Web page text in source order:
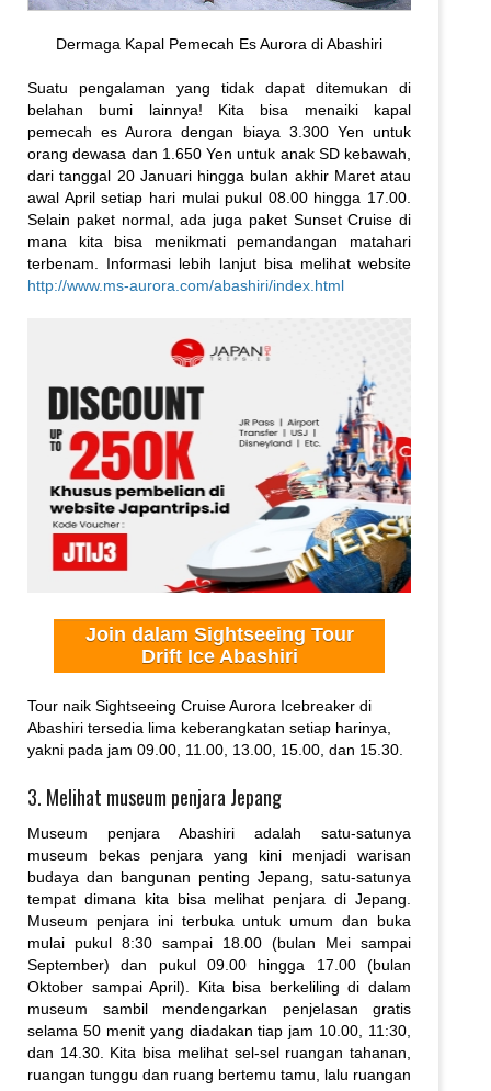
Dermaga Kapal Pemecah Es Aurora di Abashiri
Suatu pengalaman yang tidak dapat ditemukan di
belahan bumi lainnya! Kita bisa menaiki kapal
pemecah es Aurora dengan biaya 3.300 Yen untuk
orang dewasa dan 1.650 Yen untuk anak SD kebawah,
dari tanggal 20 Januari hingga bulan akhir Maret atau
awal April setiap hari mulai pukul 08.00 hingga 17.00.
Selain paket normal, ada juga paket Sunset Cruise di
mana kita bisa menikmati pemandangan matahari
terbenam. Informasi lebih lanjut bisa melihat website
http://www.ms-aurora.com/abashiri/index.html
Join dalam Sightseeing Tour
Drift Ice Abashiri
Tour naik Sightseeing Cruise Aurora Icebreaker di
Abashiri tersedia lima keberangkatan setiap harinya,
yakni pada jam 09.00, 11.00, 13.00, 15.00, dan 15.30.
3. Melihat museum penjara Jepang
Museum penjara Abashiri adalah satu-satunya
museum bekas penjara yang kini menjadi warisan
budaya dan bangunan penting Jepang, satu-satunya
tempat dimana kita bisa melihat penjara di Jepang.
Museum penjara ini terbuka untuk umum dan buka
mulai pukul 8:30 sampai 18.00 (bulan Mei sampai
September) dan pukul 09.00 hingga 17.00 (bulan
Oktober sampai April). Kita bisa berkeliling di dalam
museum sambil mendengarkan penjelasan gratis
selama 50 menit yang diadakan tiap jam 10.00, 11:30,
dan 14.30. Kita bisa melihat sel-sel ruangan tahanan,
ruangan tunggu dan ruang bertemu tamu, lalu ruangan